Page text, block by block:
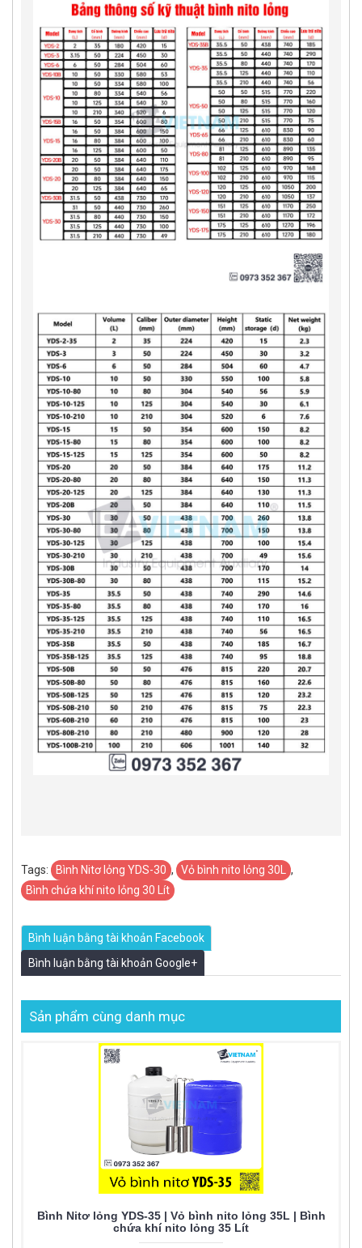
Tags: ​Bình Nitơ lỏng YDS-30 , Vỏ bình nito lỏng 30L
,
Bình chứa khí nito lỏng 30 Lít
Bình luận bằng tài khoản Facebook
Bình luận bằng tài khoản Google+
Sản phẩm cùng danh mục
Bình Nitơ lỏng YDS-35 | Vỏ bình nito lỏng 35L | Bình
chứa khí nito lỏng 35 Lít